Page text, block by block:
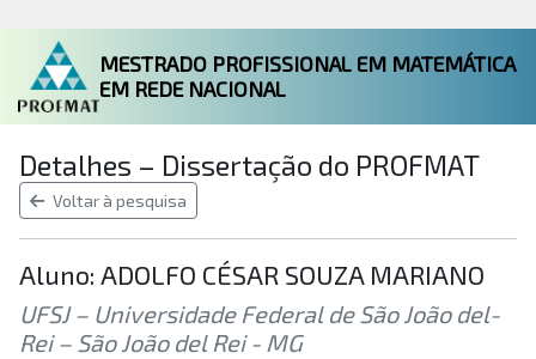
MESTRADO PROFISSIONAL EM MATEMÁTICA
EM REDE NACIONAL
Detalhes – Dissertação do PROFMAT
Voltar à pesquisa
Aluno: ADOLFO CÉSAR SOUZA MARIANO
UFSJ – Universidade Federal de São João del-
Rei – São João del Rei - MG